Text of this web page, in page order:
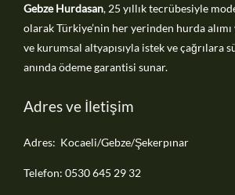
Gebze Hurdasan, 25 yıllık tecrübesiyle
olarak Türkiye’nin her yerinden hurda alımı
ve kurumsal altyapısıyla istek ve çağrılara
anında ödeme garantisi sunar.
Adres ve İletişim
Adres: Kocaeli/Gebze/Şekerpınar
Telefon: 0530 645 29 32